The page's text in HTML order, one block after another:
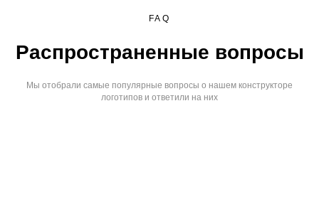
FAQ
Распространенные вопросы
Мы отобрали самые популярные вопросы о нашем конструкторе
логотипов и ответили на них